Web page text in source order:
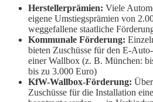
Herstellerprämien: Viele
eigene Umstiegsprämien von
weggefallene staatliche
Kommunale Förderung:
bieten Zuschüsse für den E-
einer Wallbox (z. B. München:
bis zu 3.000 Euro)
KfW-Wallbox-Förderung:
Zuschüsse für die Installation